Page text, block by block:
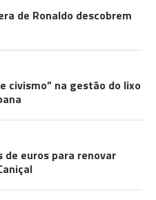
de Ronaldo descobrem
civismo” na gestão do lixo
de euros para renovar